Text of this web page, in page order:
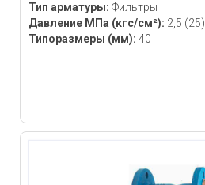
Тип арматуры: Фильтры
Давление МПа (кгс/см²): 2,5 (25)
Типоразмеры (мм): 40